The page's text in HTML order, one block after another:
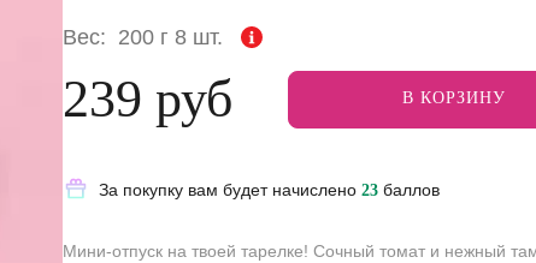
Вес: 200 г 8 шт.
239 руб В КОРЗИНУ
За покупку вам будет начислено 23 баллов
Мини-отпуск на твоей тарелке! Сочный томат и нежный